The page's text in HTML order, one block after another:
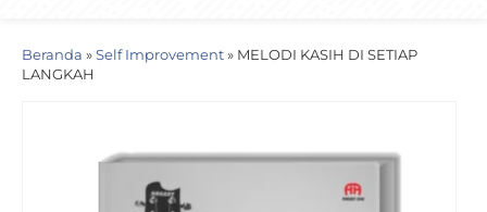
Beranda » Self Improvement » MELODI KASIH DI SETIAP
LANGKAH